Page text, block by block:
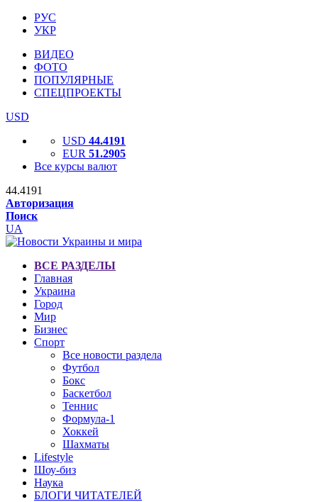
РУС
УКР
ВИДЕО
ФОТО
ПОПУЛЯРНЫЕ
СПЕЦПРОЕКТЫ
USD
USD 44.4191
EUR 51.2905
Все курсы валют
44.4191
Авторизация
Поиск
UA
ВСЕ РАЗДЕЛЫ
Главная
Украина
Город
Мир
Бизнес
Спорт
Все новости раздела
Футбол
Бокс
Баскетбол
Теннис
Формула-1
Хоккей
Шахматы
Lifestyle
Шоу-биз
Наука
БЛОГИ ЧИТАТЕЛЕЙ